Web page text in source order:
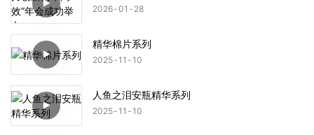
2026 01 28
精华棉片系列
2025 11 10
人鱼之泪安瓶精华系列
2025 11 10